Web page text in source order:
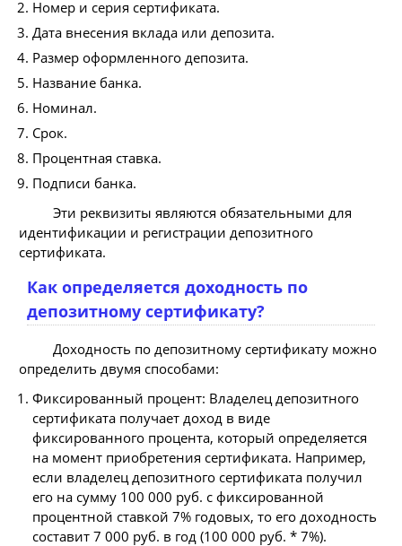
Номер и серия сертификата.
Дата внесения вклада или депозита.
Размер оформленного депозита.
Название банка.
Номинал.
Срок.
Процентная ставка.
Подписи банка.
Эти реквизиты являются обязательными для
идентификации и регистрации депозитного
сертификата.
Как определяется доходность по
депозитному сертификату?
Доходность по депозитному сертификату можно
определить двумя способами:
Фиксированный процент: Владелец депозитного
сертификата получает доход в виде
фиксированного процента, который определяется
на момент приобретения сертификата. Например,
если владелец депозитного сертификата получил
его на сумму 100 000 руб. с фиксированной
процентной ставкой 7% годовых, то его доходность
составит 7 000 руб. в год (100 000 руб. * 7%).